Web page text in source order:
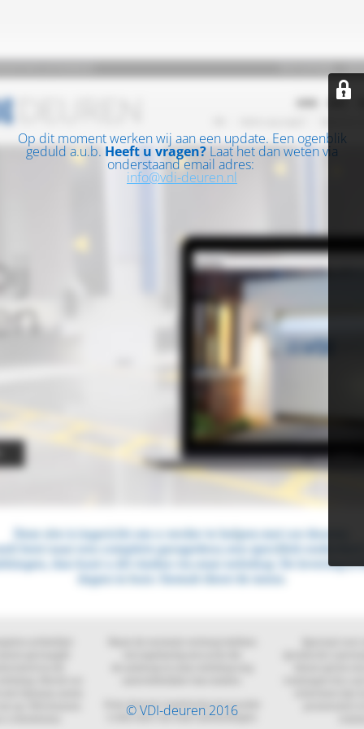
Op dit moment werken wij aan een update. Een ogenblik
geduld a.u.b. Heeft u vragen? Laat het dan weten via
onderstaand email adres:
info@vdi-deuren.nl
© VDI-deuren 2016